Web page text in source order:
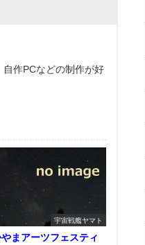
作PCなどの制作が好
宇宙戦艦ヤマト
やまアーツフェスティ